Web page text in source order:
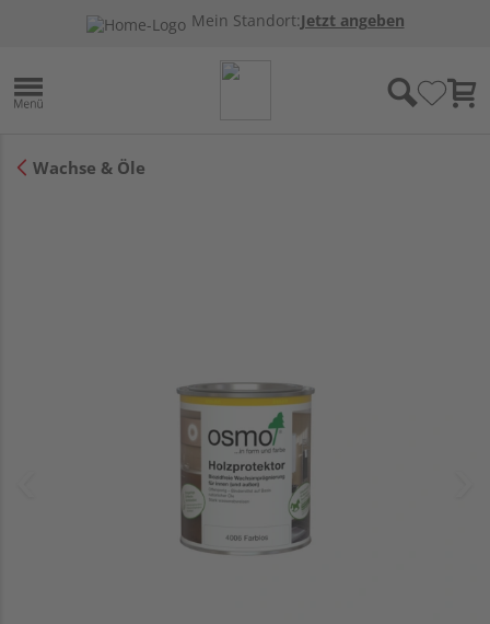
Mein Standort:Jetzt angeben
Wachse & Öle